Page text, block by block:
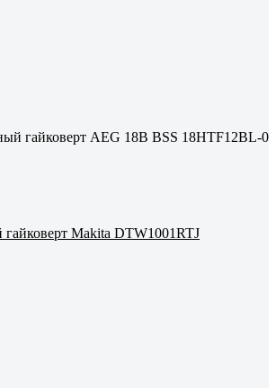
гайковерт AEG 18В BSS 18HTF12BL-0